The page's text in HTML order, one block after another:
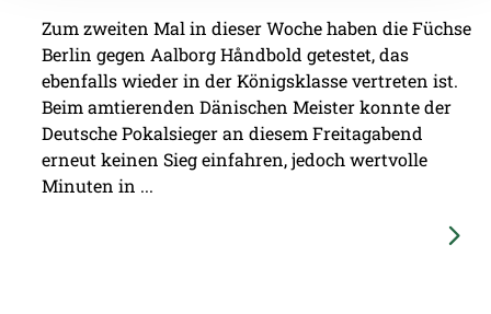
Zum zweiten Mal in dieser Woche haben die Füchse
Berlin gegen Aalborg Håndbold getestet, das
ebenfalls wieder in der Königsklasse vertreten ist.
Beim amtierenden Dänischen Meister konnte der
Deutsche Pokalsieger an diesem Freitagabend
erneut keinen Sieg einfahren, jedoch wertvolle
Minuten in ...